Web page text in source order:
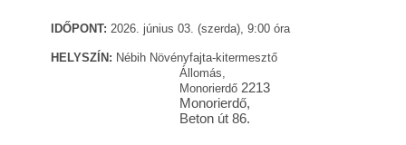
IDŐPONT: 2026. június 03. (szerda), 9:00 óra
HELYSZÍN: Nébih Növényfajta-kitermesztő
Állomás,
Monorierdő 2213
Monorierdő,
Beton út 86.